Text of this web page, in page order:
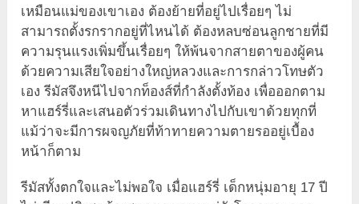
เหมือนแม่ของเขาเอง ต้องย้ายที่อยู่ไปเรื่อยๆ ไม่
สามารถตั้งรกรากอยู่ที่ไหนได้ ต้องหลบซ่อนลูกชายที่มี
ความรุนแรงเพิ่มขึ้นเรื่อยๆ ให้พ้นจากสายตาของผู้คน
ด้วยความเสียใจอย่างใหญ่หลวงและการกล่าวโทษตัว
เอง รีมัสจึงหนีไปจากท็องส์ที่กำลังตั้งท้อง เพื่อออกตาม
หาแฮร์รี่และเสนอตัวร่วมเดินทางไปกับเขาด้วยทุกที่
แม้ว่าจะมีการผจญภัยที่ท้าทายความตายรออยู่เบื้อง
หน้าก็ตาม
รีมัสทั้งตกใจและไม่พอใจ เมื่อแฮร์รี่ เด็กหนุ่มอายุ 17 ปี